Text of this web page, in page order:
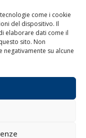
come i cookie
del dispositivo. Il
elaborare dati come il
sito. Non
su alcune